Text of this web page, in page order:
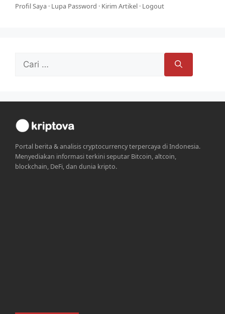
Profil Saya · Lupa Password · Kirim Artikel · Logout
untuk:
Portal berita & analisis cryptocurrency terpercaya di Indonesia.
Menyediakan informasi terkini seputar Bitcoin, altcoin,
blockchain, DeFi, dan dunia kripto.